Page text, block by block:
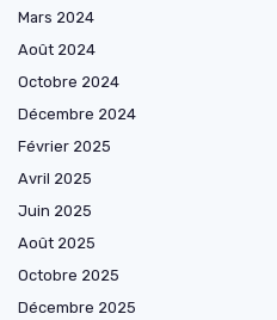
Mars 2024
Août 2024
Octobre 2024
Décembre 2024
Février 2025
Avril 2025
Juin 2025
Août 2025
Octobre 2025
Décembre 2025